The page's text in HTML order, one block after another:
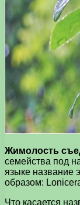
Жимолость
семейства под
языке название
образом:
Что касается